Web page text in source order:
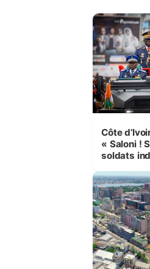
Côte
« Saloni !
soldats